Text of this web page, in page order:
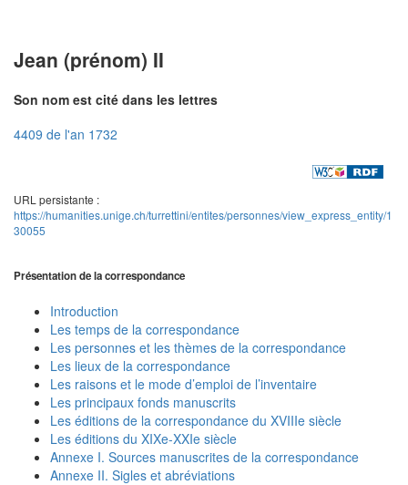
Jean (prénom) II
Son nom est cité dans les lettres
4409 de l'an 1732
URL persistante :
https://humanities.unige.ch/turrettini/entites/personnes/view_express_entity/1
30055
Présentation de la correspondance
Introduction
Les temps de la correspondance
Les personnes et les thèmes de la correspondance
Les lieux de la correspondance
Les raisons et le mode d’emploi de l’inventaire
Les principaux fonds manuscrits
Les éditions de la correspondance du XVIIIe siècle
Les éditions du XIXe-XXIe siècle
Annexe I. Sources manuscrites de la correspondance
Annexe II. Sigles et abréviations